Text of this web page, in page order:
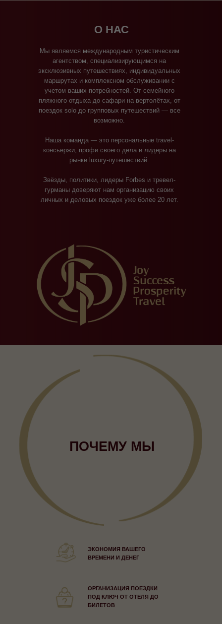
О НАС
Мы являемся международным туристическим
агентством, специализирующимся на
эксклюзивных путешествиях, индивидуальных
маршрутах и комплексном обслуживании с
учетом ваших потребностей. От семейного
пляжного отдыха до сафари на вертолётах, от
поездок solo до групповых путешествий — все
возможно.
Наша команда — это персональные travel-
консьержи, профи своего дела и лидеры на
рынке luxury-путешествий.
Звёзды, политики, лидеры Forbes и тревел-
гурманы доверяют нам организацию своих
личных и деловых поездок уже более 20 лет.
ПОЧЕМУ МЫ
ЭКОНОМИЯ ВАШЕГО
ВРЕМЕНИ И ДЕНЕГ
ОРГАНИЗАЦИЯ ПОЕЗДКИ
ПОД КЛЮЧ ОТ ОТЕЛЯ ДО
БИЛЕТОВ